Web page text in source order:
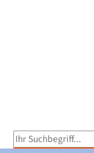
Suchbegriff